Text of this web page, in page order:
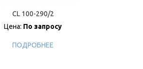
CL 100-290/2
Цена: По запросу
ПОДРОБНЕЕ